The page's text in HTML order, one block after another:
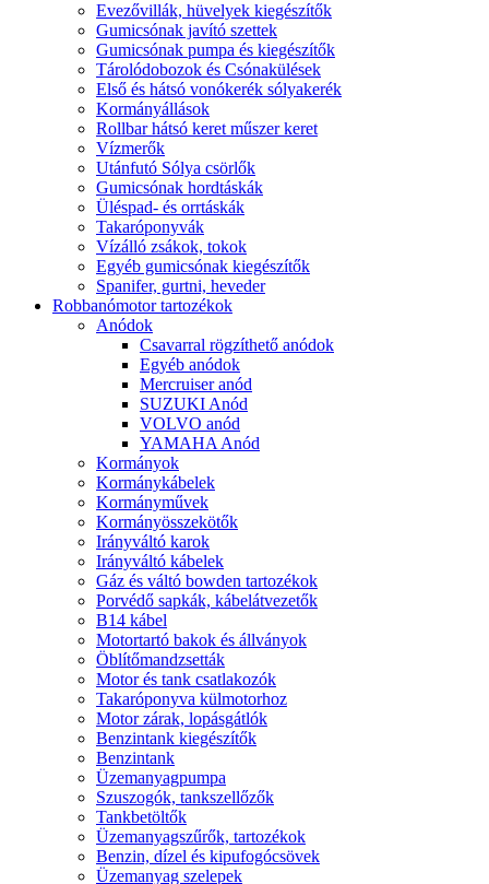
Evezővillák, hüvelyek kiegészítők
Gumicsónak javító szettek
Gumicsónak pumpa és kiegészítők
Tárolódobozok és Csónakülések
Első és hátsó vonókerék sólyakerék
Kormányállások
Rollbar hátsó keret műszer keret
Vízmerők
Utánfutó Sólya csörlők
Gumicsónak hordtáskák
Üléspad- és orrtáskák
Takaróponyvák
Vízálló zsákok, tokok
Egyéb gumicsónak kiegészítők
Spanifer, gurtni, heveder
Robbanómotor tartozékok
Anódok
Csavarral rögzíthető anódok
Egyéb anódok
Mercruiser anód
SUZUKI Anód
VOLVO anód
YAMAHA Anód
Kormányok
Kormánykábelek
Kormányművek
Kormányösszekötők
Irányváltó karok
Irányváltó kábelek
Gáz és váltó bowden tartozékok
Porvédő sapkák, kábelátvezetők
B14 kábel
Motortartó bakok és állványok
Öblítőmandzsetták
Motor és tank csatlakozók
Takaróponyva külmotorhoz
Motor zárak, lopásgátlók
Benzintank kiegészítők
Benzintank
Üzemanyagpumpa
Szuszogók, tankszellőzők
Tankbetöltők
Üzemanyagszűrők, tartozékok
Benzin, dízel és kipufogócsövek
Üzemanyag szelepek